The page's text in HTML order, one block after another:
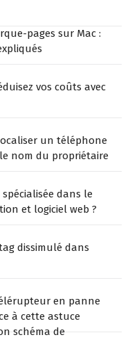
pages sur Mac :
vos coûts avec
un téléphone
nom du propriétaire
dans le
et logiciel web ?
dissimulé dans
en panne
à cette astuce
schéma de